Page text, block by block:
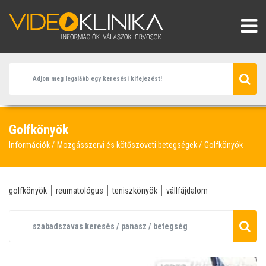
Golfkönyök
Információk Mozgásszervi és kötőszöveti betegségek Golfkönyök
golfkönyök reumatológus teniszkönyök vállfájdalom